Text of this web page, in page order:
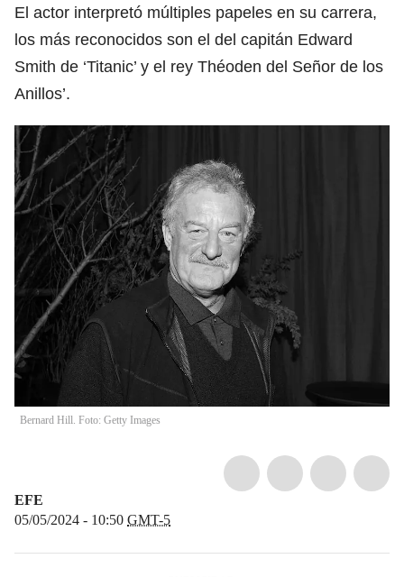
El actor interpretó múltiples papeles en su carrera,
los más reconocidos son el del capitán Edward
Smith de ‘Titanic’ y el rey Théoden del Señor de los
Anillos’.
Bernard Hill. Foto: Getty Images
EFE
05/05/2024 - 10:50 GMT-5